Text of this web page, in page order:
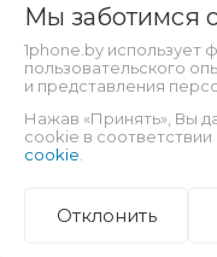
корпус
Пыле- и
влагозащита
Защита от
процессора
Мы заботимся
1phone.by использует
пользовательского
и представления
Нажав «Принять», Вы
cookie в соответствии
cookie
Отклонить